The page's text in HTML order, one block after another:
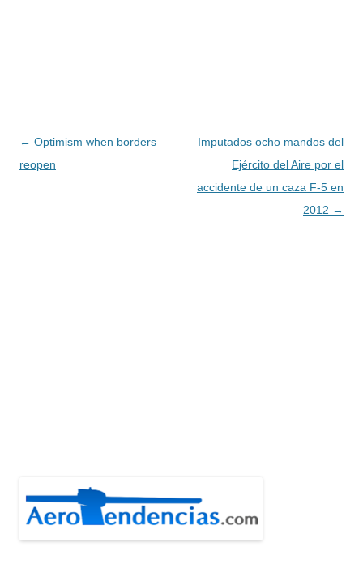
Navegación
de
← Optimism when borders
reopen
Imputados ocho mandos del
Ejército del Aire por el
accidente de un caza F-5 en
2012 →